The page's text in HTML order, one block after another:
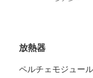
放熱器
ペルチェモジュー